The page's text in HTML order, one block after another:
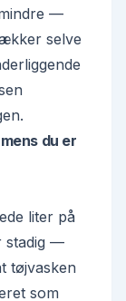
—
selve
du er
liter på
stadig —
tøjvasken
som